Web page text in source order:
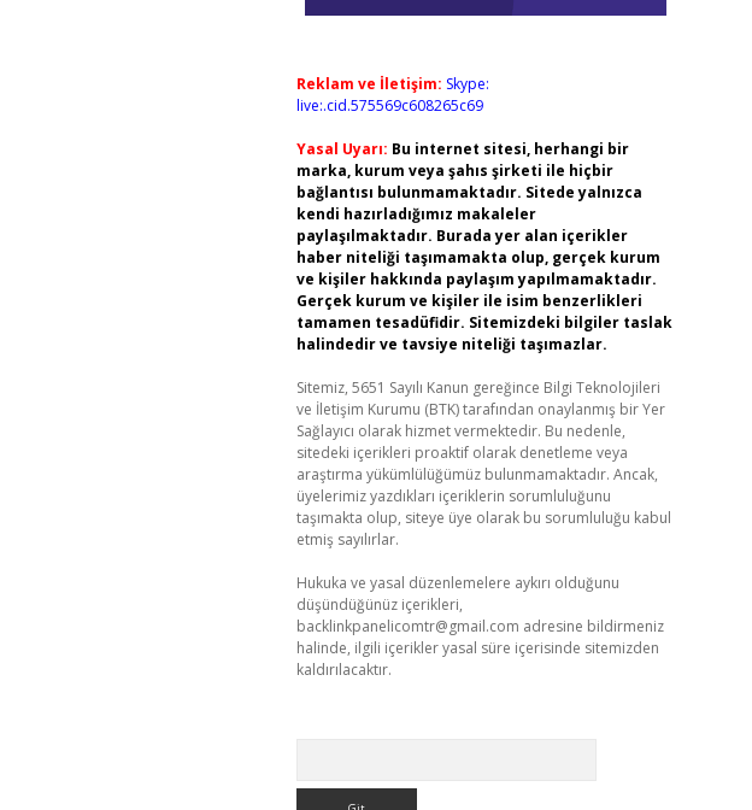
Reklam ve İletişim: Skype:
live:.cid.575569c608265c69
Yasal Uyarı: Bu internet sitesi, herhangi bir
marka, kurum veya şahıs şirketi ile hiçbir
bağlantısı bulunmamaktadır. Sitede yalnızca
kendi hazırladığımız makaleler
paylaşılmaktadır. Burada yer alan içerikler
haber niteliği taşımamakta olup, gerçek kurum
ve kişiler hakkında paylaşım yapılmamaktadır.
Gerçek kurum ve kişiler ile isim benzerlikleri
tamamen tesadüfidir. Sitemizdeki bilgiler taslak
halindedir ve tavsiye niteliği taşımazlar.
Sitemiz, 5651 Sayılı Kanun gereğince Bilgi Teknolojileri
ve İletişim Kurumu (BTK) tarafından onaylanmış bir Yer
Sağlayıcı olarak hizmet vermektedir. Bu nedenle,
sitedeki içerikleri proaktif olarak denetleme veya
araştırma yükümlülüğümüz bulunmamaktadır. Ancak,
üyelerimiz yazdıkları içeriklerin sorumluluğunu
taşımakta olup, siteye üye olarak bu sorumluluğu kabul
etmiş sayılırlar.
Hukuka ve yasal düzenlemelere aykırı olduğunu
düşündüğünüz içerikleri,
backlinkpanelicomtr@gmail.com adresine bildirmeniz
halinde, ilgili içerikler yasal süre içerisinde sitemizden
kaldırılacaktır.